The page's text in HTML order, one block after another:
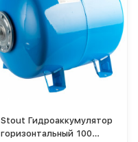
Stout Гидроаккумулятор
горизонтальный 100